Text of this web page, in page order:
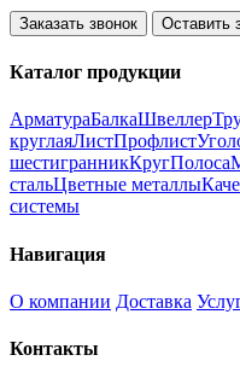
Заказать звонок Оставить
Каталог продукции
АрматураБалкаШвеллер
круглаяЛистПрофлист
шестигранникКругПолоса
стальЦветные металлы
системы
Навигация
О компании Доставка
Контакты